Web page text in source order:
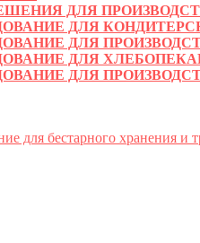
ДЛЯ
ДЛЯ
ДЛЯ
ДЛЯ
ДЛЯ
для бестарного хранения и